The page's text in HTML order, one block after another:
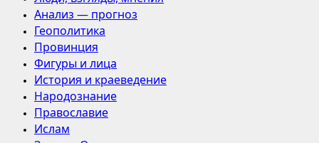
Анализ — прогноз
Геополитика
Провинция
Фигуры и лица
История и краеведение
Народознание
Православие
Ислам